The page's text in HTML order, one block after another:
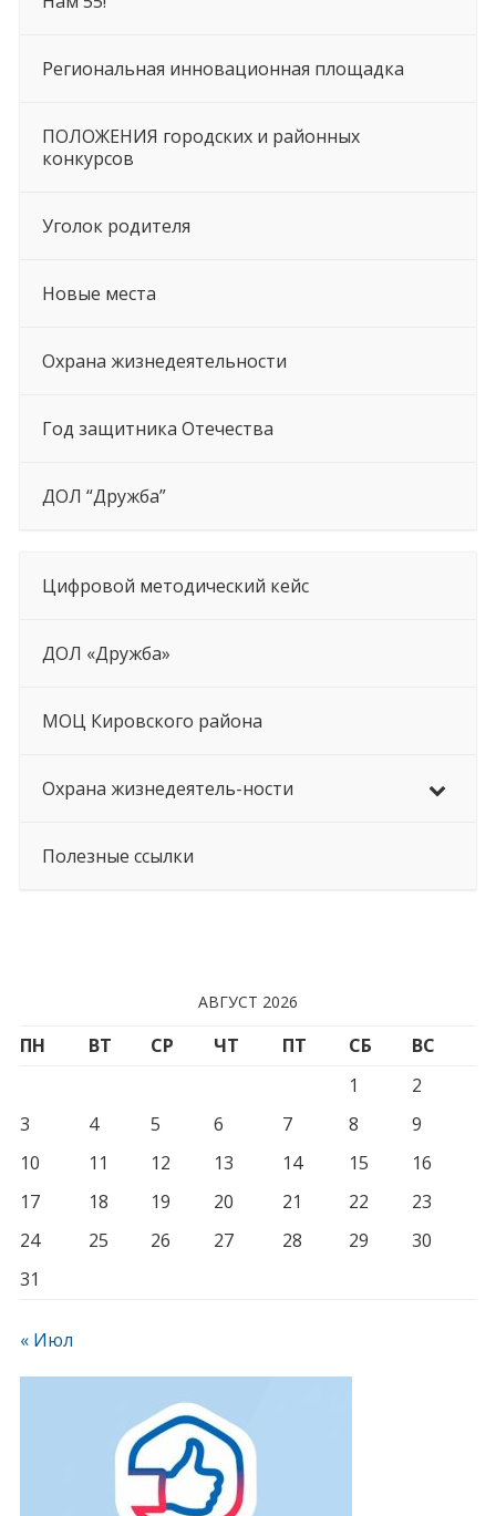
Региональная инновационная площадка
ПОЛОЖЕНИЯ городских и районных
конкурсов
Уголок родителя
Новые места
Охрана жизнедеятельности
Год защитника Отечества
ДОЛ “Дружба”
Цифровой методический кейс
ДОЛ «Дружба»
МОЦ Кировского района
Охрана жизнедеятель-ности
Полезные ссылки
АВГУСТ 2026
ПН ВТ СР ЧТ ПТ СБ
ВС
1
2
3
4 5 6 7 8
9
10
11 12 13 14 15
16
17
18 19 20 21 22
23
24
25 26 27 28 29
30
31
« Июл